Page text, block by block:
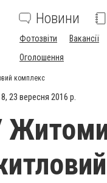
Новини
Фотозвіти Вакансії
Оголошення
комплекс
23 вересня 2016 р.